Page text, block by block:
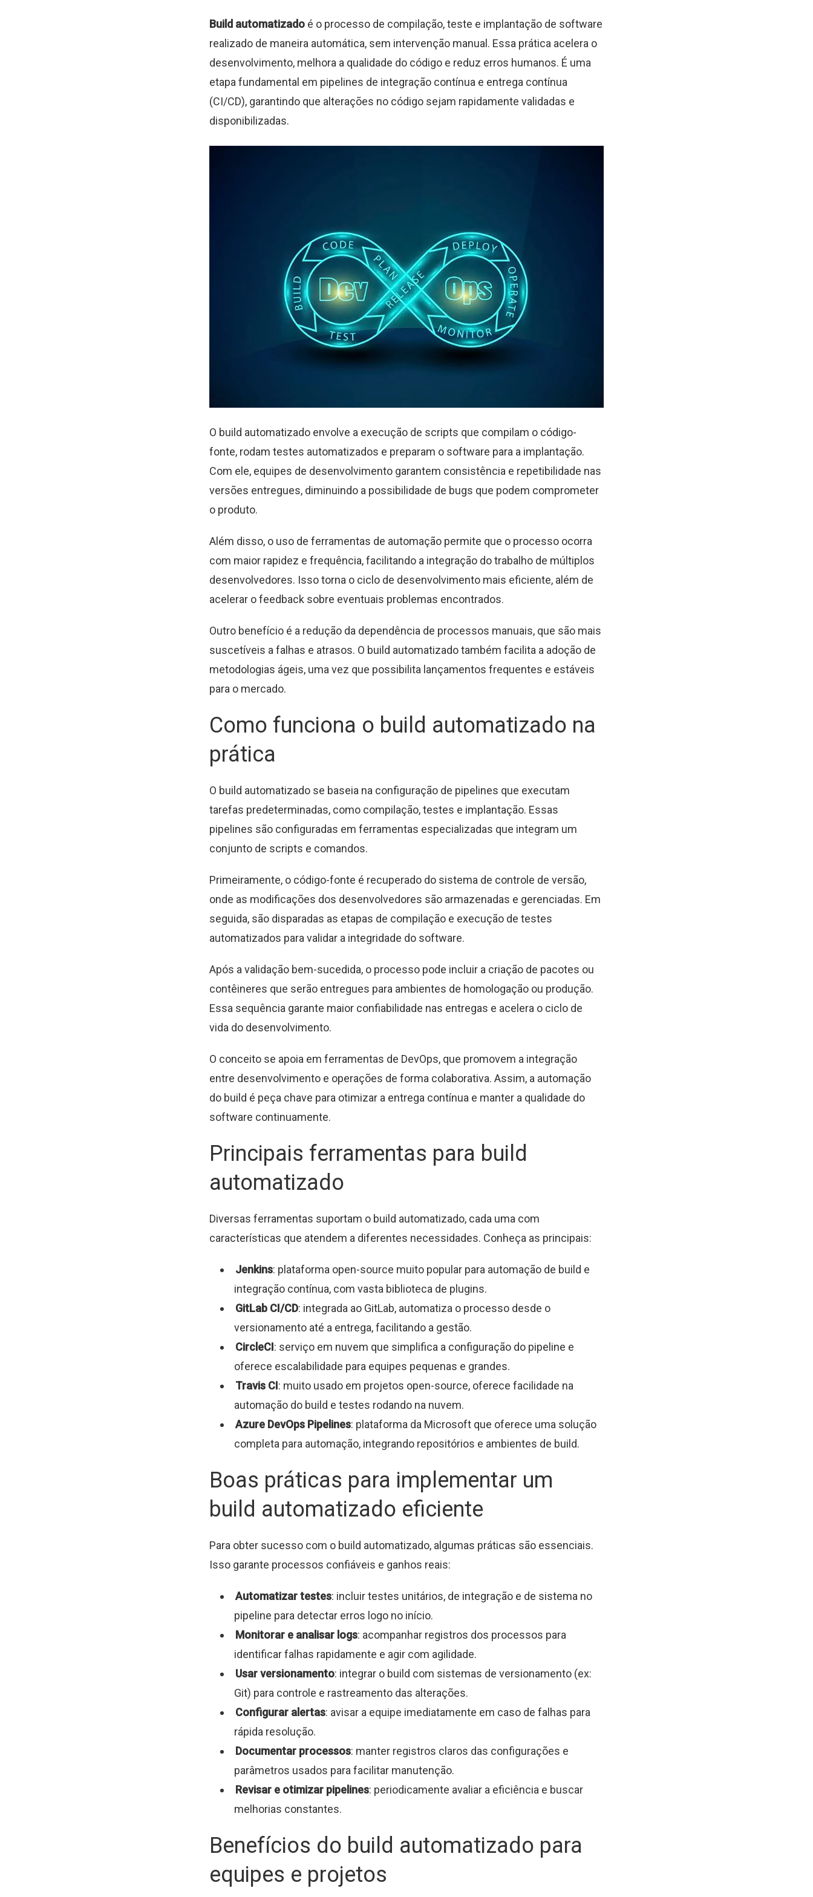
Build automatizado é o processo de compilação, teste e implantação de software
realizado de maneira automática, sem intervenção manual. Essa prática acelera o
desenvolvimento, melhora a qualidade do código e reduz erros humanos. É uma
etapa fundamental em pipelines de integração contínua e entrega contínua
(CI/CD), garantindo que alterações no código sejam rapidamente validadas e
disponibilizadas.
O build automatizado envolve a execução de scripts que compilam o código-
fonte, rodam testes automatizados e preparam o software para a implantação.
Com ele, equipes de desenvolvimento garantem consistência e repetibilidade nas
versões entregues, diminuindo a possibilidade de bugs que podem comprometer
o produto.
Além disso, o uso de ferramentas de automação permite que o processo ocorra
com maior rapidez e frequência, facilitando a integração do trabalho de múltiplos
desenvolvedores. Isso torna o ciclo de desenvolvimento mais eficiente, além de
acelerar o feedback sobre eventuais problemas encontrados.
Outro benefício é a redução da dependência de processos manuais, que são mais
suscetíveis a falhas e atrasos. O build automatizado também facilita a adoção de
metodologias ágeis, uma vez que possibilita lançamentos frequentes e estáveis
para o mercado.
Como funciona o build automatizado na
prática
O build automatizado se baseia na configuração de pipelines que executam
tarefas predeterminadas, como compilação, testes e implantação. Essas
pipelines são configuradas em ferramentas especializadas que integram um
conjunto de scripts e comandos.
Primeiramente, o código-fonte é recuperado do sistema de controle de versão,
onde as modificações dos desenvolvedores são armazenadas e gerenciadas. Em
seguida, são disparadas as etapas de compilação e execução de testes
automatizados para validar a integridade do software.
Após a validação bem-sucedida, o processo pode incluir a criação de pacotes ou
contêineres que serão entregues para ambientes de homologação ou produção.
Essa sequência garante maior confiabilidade nas entregas e acelera o ciclo de
vida do desenvolvimento.
O conceito se apoia em ferramentas de DevOps, que promovem a integração
entre desenvolvimento e operações de forma colaborativa. Assim, a automação
do build é peça chave para otimizar a entrega contínua e manter a qualidade do
software continuamente.
Principais ferramentas para build
automatizado
Diversas ferramentas suportam o build automatizado, cada uma com
características que atendem a diferentes necessidades. Conheça as principais:
Jenkins: plataforma open-source muito popular para automação de build e
integração contínua, com vasta biblioteca de plugins.
GitLab CI/CD: integrada ao GitLab, automatiza o processo desde o
versionamento até a entrega, facilitando a gestão.
CircleCI: serviço em nuvem que simplifica a configuração do pipeline e
oferece escalabilidade para equipes pequenas e grandes.
Travis CI: muito usado em projetos open-source, oferece facilidade na
automação do build e testes rodando na nuvem.
Azure DevOps Pipelines: plataforma da Microsoft que oferece uma solução
completa para automação, integrando repositórios e ambientes de build.
Boas práticas para implementar um
build automatizado eficiente
Para obter sucesso com o build automatizado, algumas práticas são essenciais.
Isso garante processos confiáveis e ganhos reais:
Automatizar testes: incluir testes unitários, de integração e de sistema no
pipeline para detectar erros logo no início.
Monitorar e analisar logs: acompanhar registros dos processos para
identificar falhas rapidamente e agir com agilidade.
Usar versionamento: integrar o build com sistemas de versionamento (ex:
Git) para controle e rastreamento das alterações.
Configurar alertas: avisar a equipe imediatamente em caso de falhas para
rápida resolução.
Documentar processos: manter registros claros das configurações e
parâmetros usados para facilitar manutenção.
Revisar e otimizar pipelines: periodicamente avaliar a eficiência e buscar
melhorias constantes.
Benefícios do build automatizado para
equipes e projetos